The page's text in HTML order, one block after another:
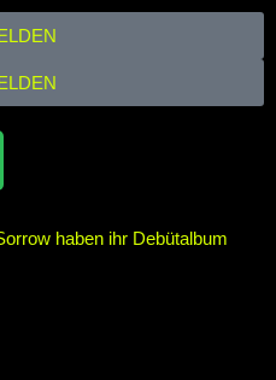
haben ihr Debütalbum